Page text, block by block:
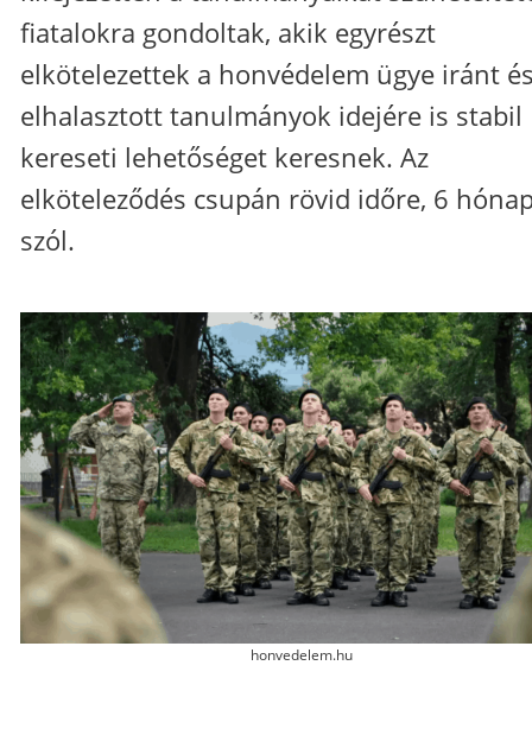
fiatalokra gondoltak, akik egyrészt
elkötelezettek a honvédelem ügye iránt
elhalasztott tanulmányok idejére is stabil
kereseti lehetőséget keresnek. Az
elköteleződés csupán rövid időre, 6
szól.
honvedelem.hu